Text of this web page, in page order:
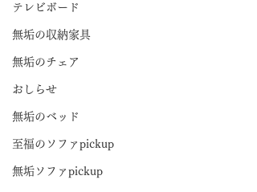
テレビボード
無垢の収納家具
無垢のチェア
おしらせ
無垢のベッド
至福のソファpickup
無垢ソファpickup